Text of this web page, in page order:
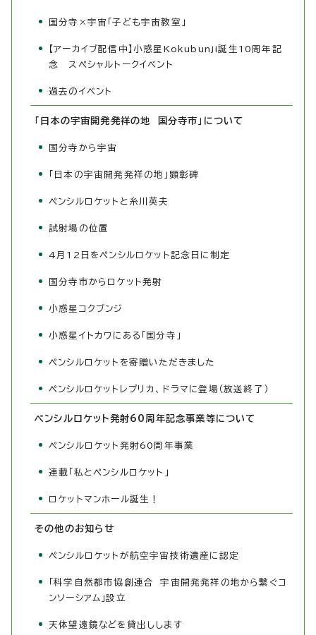
国分寺×宇宙「子ども宇宙教室」
【アーカイブ配信中】小惑星Kokubunji誕生10周年記
念 スペシャルトークイベント
過去のイベント
「日本の宇宙開発発祥の地 国分寺市」について
国分寺から宇宙
「日本の宇宙開発発祥の地」顕彰碑
ペンシルロケットと糸川英夫
試射場の位置
4月12日をペンシルロケット記念日に制定
国分寺市からロケット発射
小惑星コクブンジ
小惑星イトカワにある「国分寺」
ペンシルロケットを寄贈いただきました
ペンシルロケットレプリカ、ドラマに登場（放送終了）
ペンシルロケット発射60周年記念事業等について
ペンシルロケット発射60周年事業
連載「私とペンシルロケット」
ロケットマンホール誕生！
その他のお知らせ
ペンシルロケットが航空宇宙技術遺産に認定
「科学自然都市協創連合 宇宙開発発祥の地から繋ぐコ
ンソーシアム」設立
天体望遠鏡などを貸出しします